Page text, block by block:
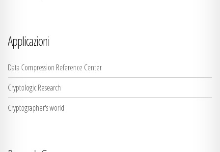
Applicazioni
Data Compression Reference Center
Cryptologic Research
Cryptographer's world